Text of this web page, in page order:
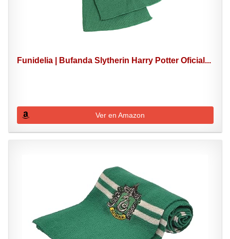
Funidelia | Bufanda Slytherin Harry Potter Oficial...
Ver en Amazon